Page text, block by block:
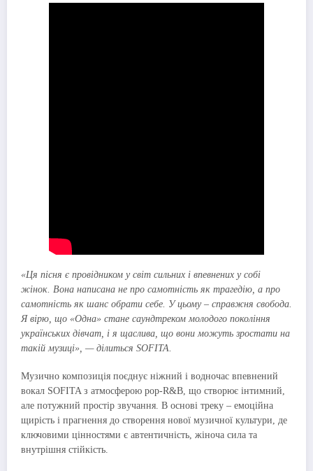
«Ця пісня є провідником у світ сильних і впевнених у собі
жінок. Вона написана не про самотність як трагедію, а про
самотність як шанс обрати себе. У цьому – справжня свобода.
Я вірю, що «Одна» стане саундтреком молодого покоління
українських дівчат, і я щаслива, що вони можуть зростати на
такій музиці», — ділиться SOFITA.
Музично композиція поєднує ніжний і водночас впевнений
вокал SOFITA з атмосферою pop-R&B, що створює інтимний,
але потужний простір звучання. В основі треку – емоційна
щирість і прагнення до створення нової музичної культури, де
ключовими цінностями є автентичність, жіноча сила та
внутрішня стійкість.